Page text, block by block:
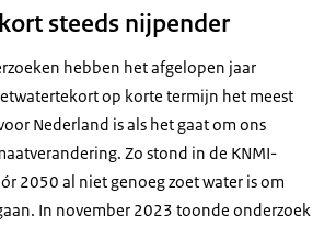
steeds nijpender
hebben het afgelopen jaar
op korte termijn het meest
Nederland is als het gaat om ons
Zo stond in de KNMI-
2050 al niet genoeg zoet water is om
In november 2023 toonde onderzoek